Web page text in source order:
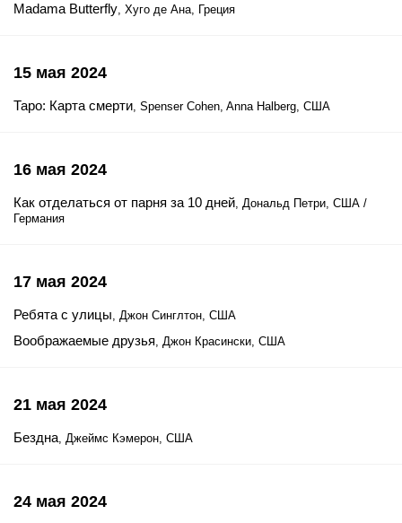
Madama Butterfly, Хуго де Ана, Греция
15 мая 2024
Таро: Карта смерти, Spenser Cohen, Anna Halberg, США
16 мая 2024
Как отделаться от парня за 10 дней, Дональд Петри, США /
Германия
17 мая 2024
Ребята с улицы, Джон Синглтон, США
Воображаемые друзья, Джон Красински, США
21 мая 2024
Бездна, Джеймс Кэмерон, США
24 мая 2024